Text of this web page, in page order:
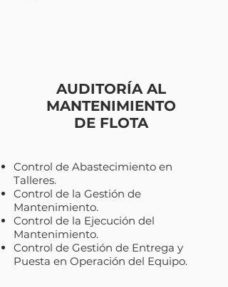
AUDITORÍA AL
MANTENIMIENTO
DE FLOTA
Control de Abastecimiento en
Talleres.
Control de la Gestión de
Mantenimiento.
Control de la Ejecución del
Mantenimiento.
Control de Gestión de Entrega y
Puesta en Operación del Equipo.